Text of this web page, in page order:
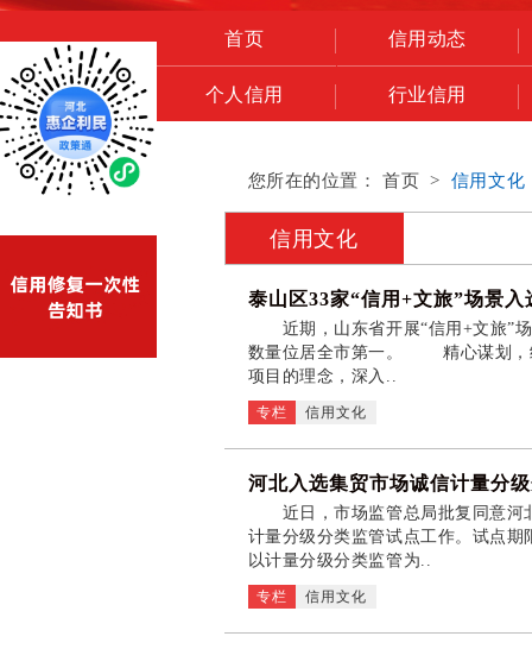
首页 信用动态
个人信用 行业信用
您所在的位置： 首页 > 信用文化
信用文化
泰山区33家“信用+文旅”场景入
近期，山东省开展“信用+文旅”场
数量位居全市第一。 精心谋划，绘
项目的理念，深入..
专栏 信用文化
河北入选集贸市场诚信计量分
近日，市场监管总局批复同意河
计量分级分类监管试点工作。试点
以计量分级分类监管为..
专栏 信用文化